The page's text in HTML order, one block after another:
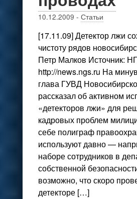
10.12.2009 - Статьи
[17.11.09] Детектор лжи
чистоту рядов
Петр Малков Источник:
http://news.ngs.ru На
глава ГУВД
рассказал об активном
«детекторов лжи» для
кадровых проблем
себе полиграф
используют давно —
наборе сотрудников в
собственной
возможно, что скоро
детекторе […]